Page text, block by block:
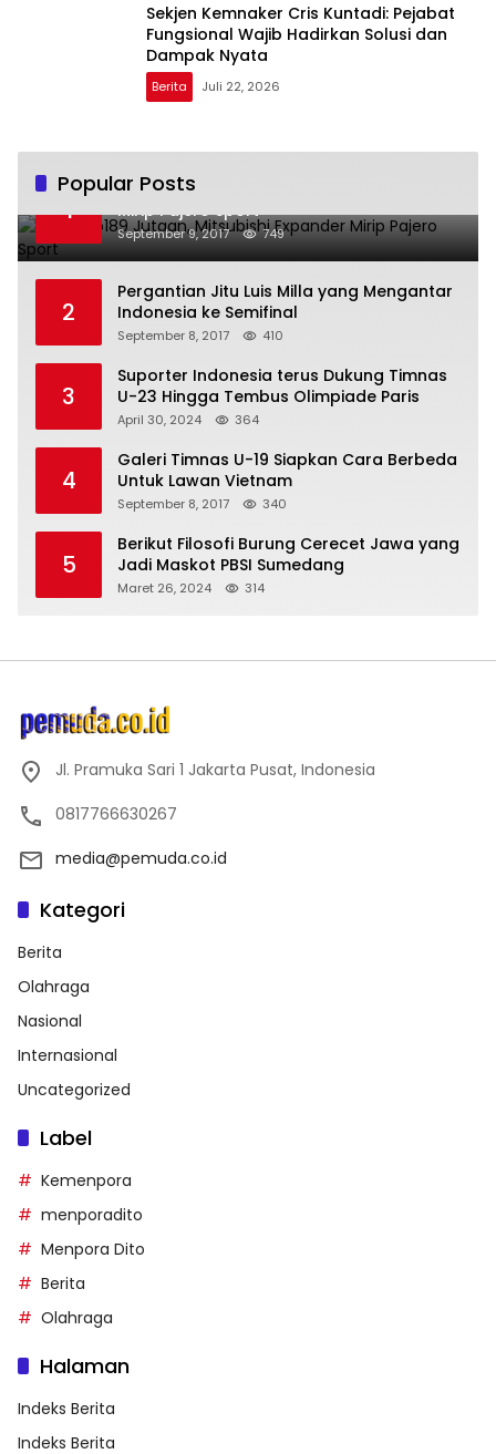
Sekjen Kemnaker Cris Kuntadi: Pejabat
Fungsional Wajib Hadirkan Solusi dan
Dampak Nyata
Berita Juli 22, 2026
Popular Posts
1
Harga Rp189 Jutaan, Mitsubishi Expander
Mirip Pajero Sport
September 9, 2017 749
2
Pergantian Jitu Luis Milla yang Mengantar
Indonesia ke Semifinal
September 8, 2017 410
3
Suporter Indonesia terus Dukung Timnas
U-23 Hingga Tembus Olimpiade Paris
April 30, 2024 364
4
Galeri Timnas U-19 Siapkan Cara Berbeda
Untuk Lawan Vietnam
September 8, 2017 340
5
Berikut Filosofi Burung Cerecet Jawa yang
Jadi Maskot PBSI Sumedang
Maret 26, 2024 314
Jl. Pramuka Sari 1 Jakarta Pusat, Indonesia
0817766630267
media@pemuda.co.id
Kategori
Berita
Olahraga
Nasional
Internasional
Uncategorized
Label
Kemenpora
menporadito
Menpora Dito
Berita
Olahraga
Halaman
Indeks Berita
Indeks Berita